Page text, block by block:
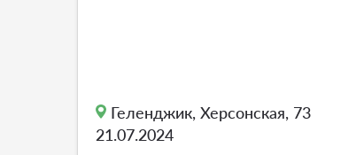
Геленджик, Херсонская, 73
21.07.2024